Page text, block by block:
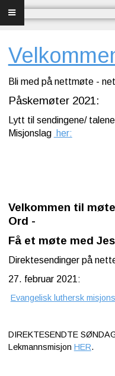
Forsiden
Menighet og misjon
Bibel og sang
Om Norges Bibelkirke
Nettkirke
oss
Bli med på nettmøte -
Påskemøter 2021:
Lytt til sendingene/
Misjonslag her:
Velkommen til
Ord -
Få et møte med
Direktesendinger på
27. februar 2021:
Evangelisk luthersk
DIREKTESENDTE
Lekmannsmisjon HER.